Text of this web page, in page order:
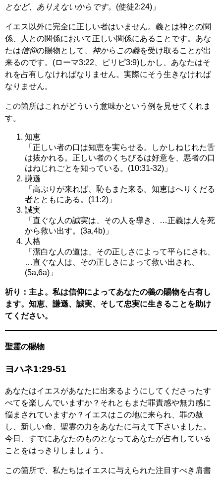
となど、ありえないからです。 (使徒2:24)」
イエス以外に完全に正しい者はいません。義とは神との関
係、人との関係において正しい関係にあることです。あな
たは信仰の賜物として、 神からこの義を受け取ることが出
来るのです。(ローマ3:22、ピリピ3:9)しかし、あなたはそ
れを占有しなければなりません。実際にそう生きなければ
なりません。
この箇所はこれがどういう意味かという例を見せてくれま
す。
知恵
「正しい者の口は知恵を実らせる。しかしねじれた舌
は抜かれる。正しい者のくちびるは好意を、悪者の口
はねじれごとを知っている。(10:31-32)」
謙遜
「高ぶりが来れば、恥もまた来る。知恵はへりくだる
者とともにある。(11:2)」
誠実
「直ぐな人の誠実は、その人を導き、…正義は人を死
から救い出す。(3a,4b)」
人格
「潔白な人の道は、その正しさによって平らにされ、
…直ぐな人は、その正しさによって救い出され、
(5a,6a)」
祈り：主よ。私は信仰によってあなたの義の賜物を占有し
ます。知恵、謙遜、誠実、そして忠実に生きることを助け
てください。
聖霊の賜物
ヨハネ1:29-51
あなたはイエスがあなたに出来るようにしてくださったす
べてを楽しんでいますか？それともまだ罪責感や無力感に
悩まされていますか？イエスはこの地に来られ、罪の赦
し、新しい命、聖霊の力をあなたに与えて下さいました。
今日、すでにあなたのものとなってあなたが占有している
ことをはっきりしましょう。
この箇所で、私たちはイエスに与えられた注目すべき肩書